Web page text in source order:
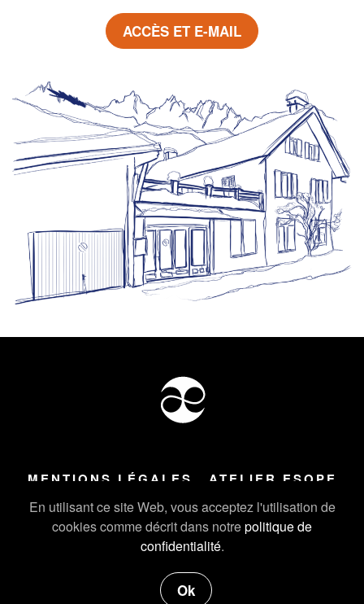
En utilisant ce site Web, vous acceptez l'utilisation de
cookies comme décrit dans notrepolitique de
confidentialité.
Ok
ACCÈS ET E-MAIL
MENTIONS LÉGALES ATELIER ESOPE